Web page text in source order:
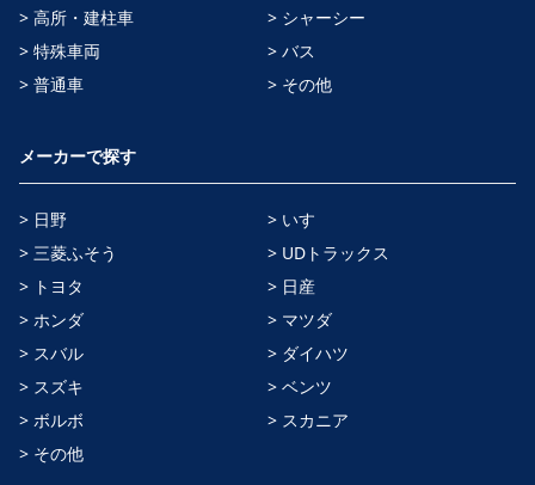
> 高所・建柱車
> シャーシー
> 特殊車両
> バス
> 普通車
> その他
メーカーで探す
> 日野
> いすゞ
> 三菱ふそう
> UDトラックス
> トヨタ
> 日産
> ホンダ
> マツダ
> スバル
> ダイハツ
> スズキ
> ベンツ
> ボルボ
> スカニア
> その他